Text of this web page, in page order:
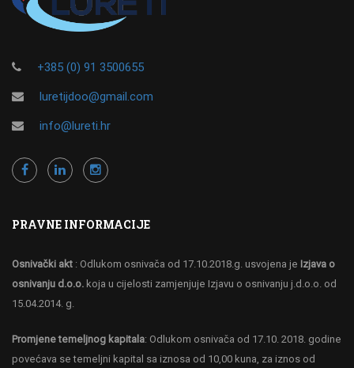
+385 (0) 91 3500655
luretijdoo@gmail.com
info@lureti.hr
PRAVNE INFORMACIJE
Osnivački akt : Odlukom osnivača od 17.10.2018.g. usvojena je Izjava o
osnivanju d.o.o. koja u cijelosti zamjenjuje Izjavu o osnivanju j.d.o.o. od
15.04.2014. g.
Promjene temeljnog kapitala: Odlukom osnivača od 17.10. 2018. godine
povećava se temeljni kapital sa iznosa od 10,00 kuna, za iznos od